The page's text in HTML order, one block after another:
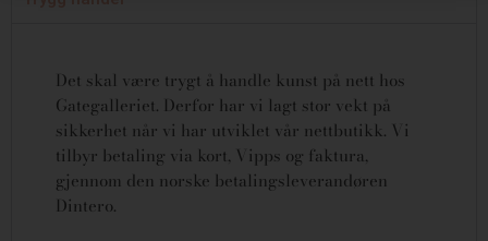
Det skal være trygt å handle kunst på nett hos
Gategalleriet. Derfor har vi lagt stor vekt på
sikkerhet når vi har utviklet vår nettbutikk. Vi
tilbyr betaling via kort, Vipps og faktura,
gjennom den norske betalingsleverandøren
Dintero.